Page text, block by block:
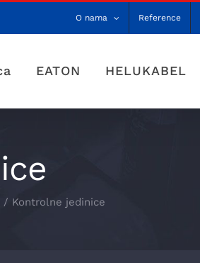
O nama Reference
EATON HELUKABEL
Kontrolne jedinice